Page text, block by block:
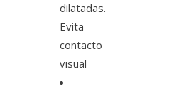
dilatadas.
Evita
contacto
visual